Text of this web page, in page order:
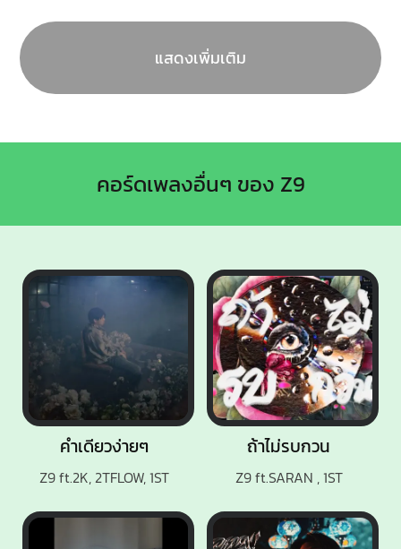
แสดงเพิ่มเติม
คอร์ดเพลงอื่นๆ ของ Z9
คำเดียวง่ายๆ
Z9 ft.2K, 2TFLOW, 1ST
ถ้าไม่รบกวน
Z9 ft.SARAN , 1ST